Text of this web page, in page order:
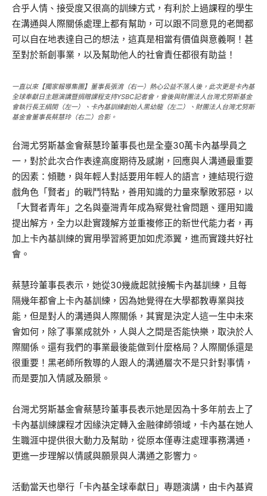
合乎人情、接受度又很高的訓練方式，有利於上過課程的學生
在溝通與人際關係處理上都有幫助，可以跟不同意見的老闆都
可以自在地表達自己的想法，這真是相當有價值與意義啊！甚
至對於新創事業，以及幫助他人的社會責任都很有助益！
一直以來【獨家報導集團】董事長張淯（右一）熱心公益不落人後，此次更是卡內基
全球奉獻日主題演講暨捐贈課程支持YSBC記者會，會後與財團法人台灣尤努斯基金
會執行長王絹閔（左一）、卡內基訓練創始人黑幼龍（左二）、財團法人台灣尤努斯
基金會董事長蔡慧玲（右二）合影。
台灣尤努斯基金會蔡慧玲董事長也是全臺30萬卡內基學員之
一，對於此次合作表達高度期待及感謝，回應與人溝通最重要
的因素：傾聽，與年輕人對話要用年輕人的語言，連結現行遊
戲角色「賢者」的戰鬥特點，善用知識的力量來擊敗邪惡，以
「大賢者青年」之名與臺灣青年成為察覺社會問題、運用知識
提出解方，全力以赴實踐解方並重複修正的新世代能力者，再
加上卡內基訓練的實用學習將更加如虎添翼，進而實踐共好社
會。
蔡慧玲董事長表示，她從30幾歲起就接觸卡內基訓練，且每
隔幾年都會上卡內基訓練，因為她覺得在大學都教專業與技
能，但是對人的溝通與人際關係，其實是決定人這一生中未來
會如何，除了事業成就外，人與人之間是否能快樂，取決於人
際關係。還有我們的事業最後能做到什麼格局？人際關係還是
很重要！黑老師所教導的人跟人的溝通層次不是只針對事情，
而是要加入情感及願景。
台灣尤努斯基金會蔡慧玲董事長表示她是因為十多年前去上了
卡內基訓練課程才因緣決定轉入金融律師領域，卡內基在她人
生職涯中提供很大動力及幫助，從原本僅專注處理事務溝通，
更進一步理解以情感與願景與人溝通之影響力。
活動當天也舉行「卡內基全球奉獻日」專題演講，由卡內基資